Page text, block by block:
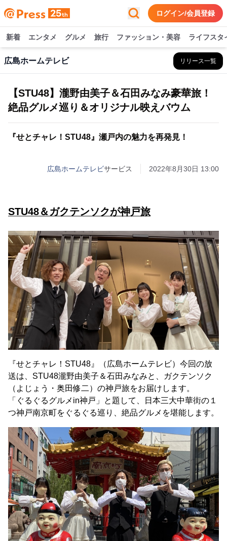
ログイン/会員登録
新着 エンタメ グルメ 旅行 ファッション・美容 ライフスタ
広島ホームテレビ リリース一覧
【STU48】瀧野由美子＆石田みなみ豪華旅！
絶品グルメ巡り＆オリジナル映えバウム
『せとチャレ！STU48』瀬戸内の魅力を再発見！
広島ホームテレビサービス 2022年8月30日 13:00
STU48＆ガクテンソクが神戸旅
『せとチャレ！STU48』（広島ホームテレビ）今回の放
送は、STU48瀧野由美子＆石田みなみと、ガクテンソク
（よじょう・奥田修二）の神戸旅をお届けします。
「ぐるぐるグルメin神戸」と題して、日本三大中華街の１
つ神戸南京町をぐるぐる巡り、絶品グルメを堪能します。